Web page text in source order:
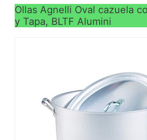
Ollas Agnelli Oval cazuela
y Tapa, BLTF Alumini